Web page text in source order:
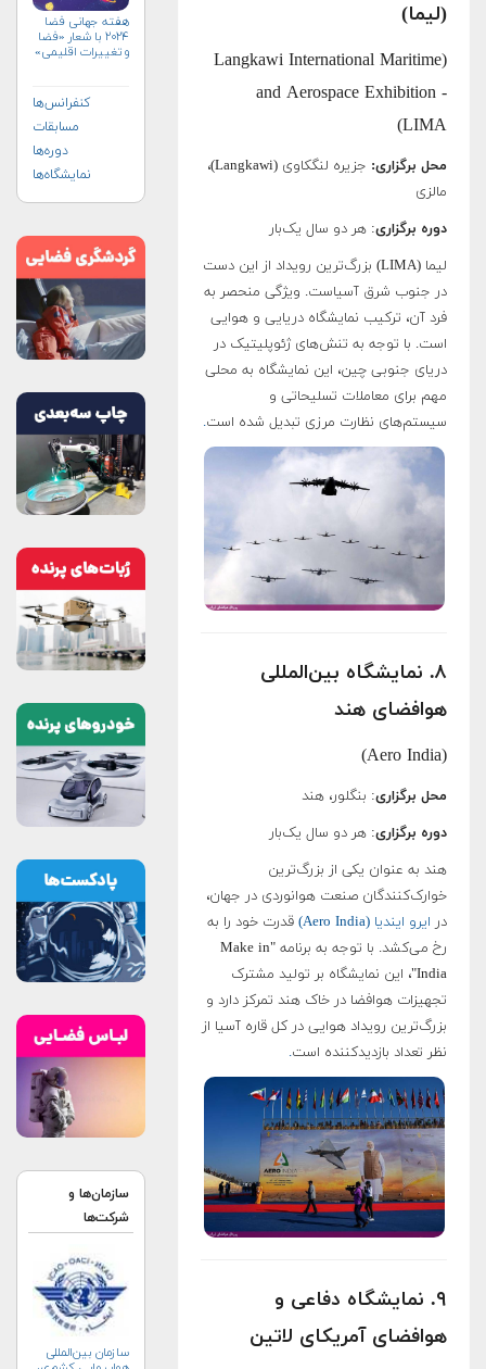
(لیما)
(Langkawi International Maritime
and Aerospace Exhibition -
LIMA)
محل برگزاری:
جزیره لنگکاوی (Langkawi)،
مالزی
دوره برگزاری: هر دو سال یک‌بار
لیما (LIMA) بزرگ‌ترین رویداد از این دست
در جنوب شرق آسیاست. ویژگی منحصر به
فرد آن، ترکیب نمایشگاه دریایی و هوایی
است. با توجه به تنش‌های ژئوپلیتیک در
دریای جنوبی چین، این نمایشگاه به محلی
مهم برای معاملات تسلیحاتی و
سیستم‌های نظارت مرزی تبدیل شده است.
۸. نمایشگاه بین‌المللی
هوافضای هند
(Aero India)
محل برگزاری: بنگلور، هند
دوره برگزاری: هر دو سال یک‌بار
هند به عنوان یکی از بزرگ‌ترین
خوارک‌کنندگان صنعت هوانوردی در جهان،
در ایرو ایندیا (Aero India)
قدرت خود را به
رخ می‌کشد. با توجه به برنامه "Make in
India"، این نمایشگاه بر تولید مشترک
تجهیزات هوافضا در خاک هند تمرکز دارد و
بزرگ‌ترین رویداد هوایی در کل قاره آسیا از
نظر تعداد بازدیدکننده است.
۹. نمایشگاه دفاعی و
هوافضای آمریکای لاتین
هفته جهانی فضا
۲۰۲۴ با شعار «فضا
و تغییرات اقلیمی»
کنفرانس‌ها
مسابقات
دوره‌ها
نمایشگاه‌ها
سازمان‌ها و
شرکت‌ها
سازمان بین‌المللی